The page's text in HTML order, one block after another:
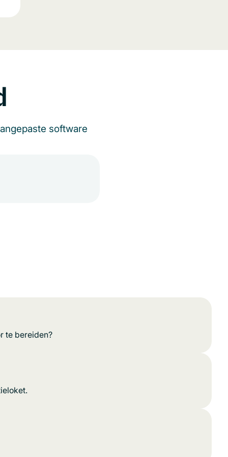
software
te bereiden?